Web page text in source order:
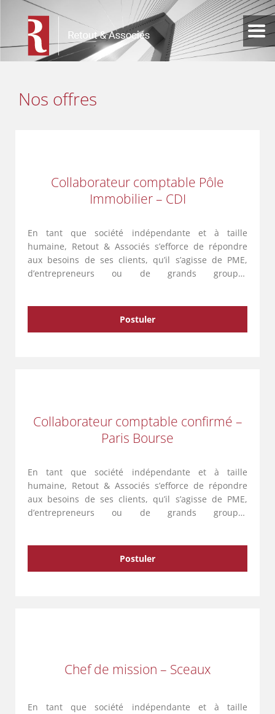
Nos offres
Collaborateur comptable Pôle
Immobilier – CDI
En tant que société indépendante et à taille
humaine, Retout & Associés s’efforce de répondre
aux besoins de ses clients, qu’il s’agisse de PME,
d’entrepreneurs ou de grands groupes
Postuler
Collaborateur comptable confirmé –
Paris Bourse
En tant que société indépendante et à taille
humaine, Retout & Associés s’efforce de répondre
aux besoins de ses clients, qu’il s’agisse de PME,
d’entrepreneurs ou de grands groupes
Postuler
Chef de mission – Sceaux
En tant que société indépendante et à taille